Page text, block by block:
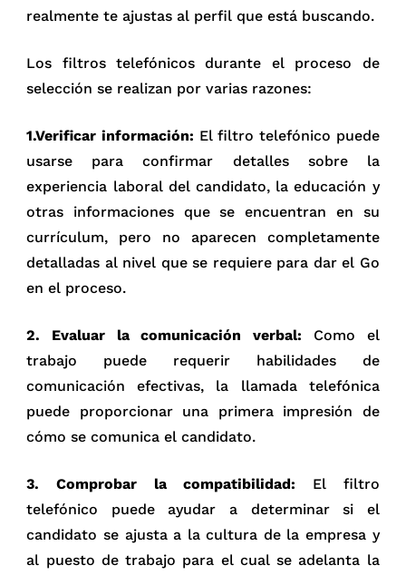
realmente te ajustas al perfil que está buscando.
Los filtros telefónicos durante el proceso de
selección se realizan por varias razones:
1.Verificar información: El filtro telefónico puede
usarse para confirmar detalles sobre la
experiencia laboral del candidato, la educación y
otras informaciones que se encuentran en su
currículum, pero no aparecen completamente
detalladas al nivel que se requiere para dar el Go
en el proceso.
2. Evaluar la comunicación verbal: Como el
trabajo puede requerir habilidades de
comunicación efectivas, la llamada telefónica
puede proporcionar una primera impresión de
cómo se comunica el candidato.
3. Comprobar la compatibilidad: El filtro
telefónico puede ayudar a determinar si el
candidato se ajusta a la cultura de la empresa y
al puesto de trabajo para el cual se adelanta la